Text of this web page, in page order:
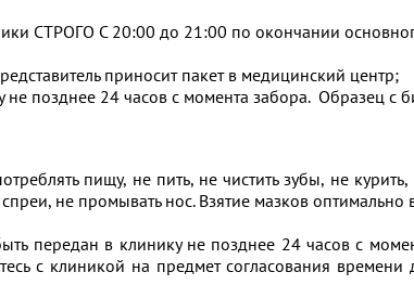
СТРОГО С 20:00 до 21:00 по окончании
приносит пакет в медицинский центр;
не позднее 24 часов с момента забора. Образец с
пищу, не пить, не чистить зубы, не
не промывать нос. Взятие мазков
передан в клинику не позднее 24 часов с
с клиникой на предмет согласования